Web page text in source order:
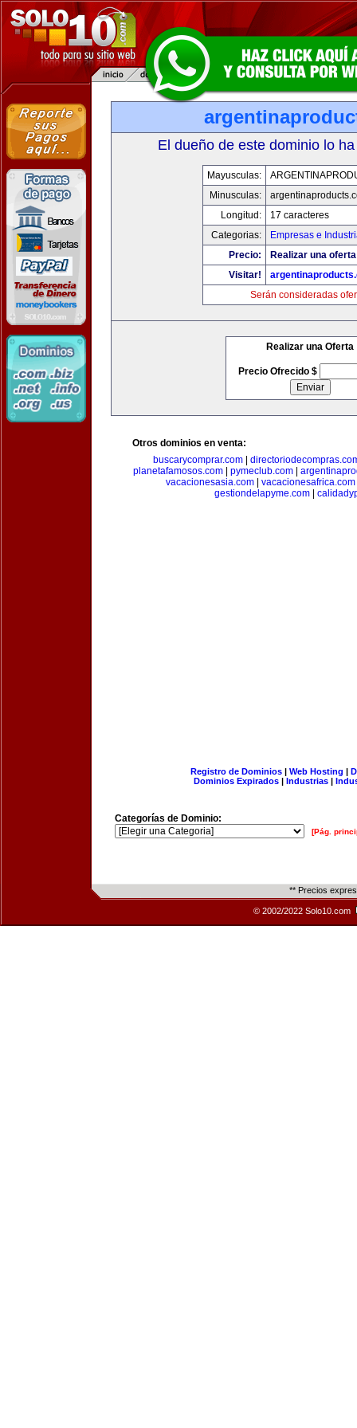
El dueño de este dominio lo
Mayusculas:
Minusculas:
Longitud:
17 caracteres
Categorias:
Empresas e
Precio:
Realizar una
Visitar!
Serán consideradas
Realizar una Oferta
Precio Ofrecido $
Otros dominios en venta:
buscarycomprar.com|
planetafamosos.com| pymeclub.com|
vacacionesasia.com
vacacionesafrica.com
gestiondelapyme.com|
Registro de Dominios| Web Hosting |
Dominios Expirados | Industrias |
Categorías de Dominio:
[Pág.
** Precios
© 2002/2022 Solo10.com